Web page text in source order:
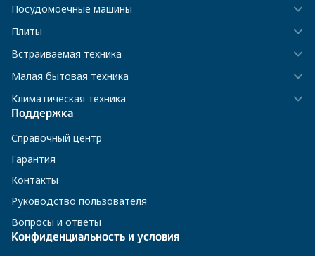
Посудомоечные машины
Плиты
Встраиваемая техника
Малая бытовая техника
Климатическая техника
Поддержка
Справочный центр
Гарантия
Контакты
Руководство пользователя
Вопросы и ответы
Конфиденциальность и условия